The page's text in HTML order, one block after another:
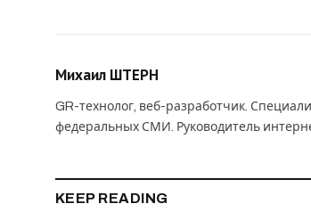
Михаил ШТЕРН
GR-технолог, веб-разработчик.
федеральных СМИ. Руководитель
KEEP READING